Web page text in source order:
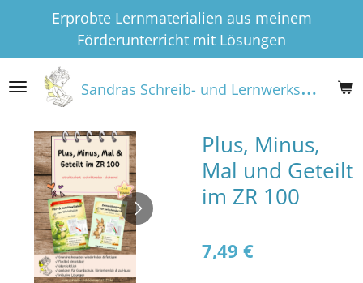
Hauptinhalt
springen
S
andras Schreib- und Lernwerkstatt
Erprobte Lernmaterialien aus meinem
Förderunterricht mit Lösungen
Plus, Minus,
Mal und Geteilt
im ZR 100
7,49 €